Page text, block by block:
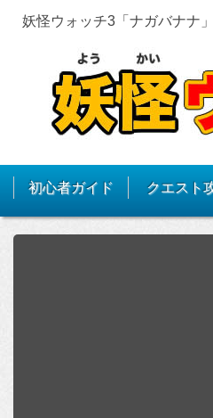
妖怪ウォッチ3「ナガバナナ
初心者ガイド クエスト